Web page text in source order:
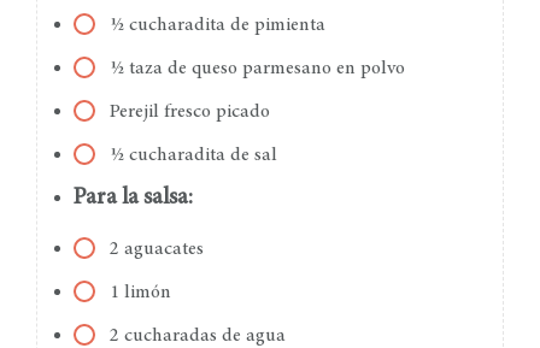
½ cucharadita de pimienta
½ taza de queso parmesano en polvo
Perejil fresco picado
½ cucharadita de sal
Para la salsa:
2 aguacates
1 limón
2 cucharadas de agua